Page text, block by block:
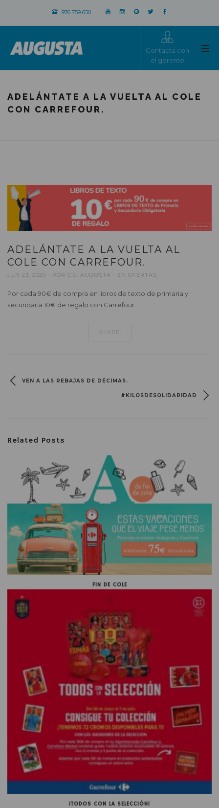
976 759 650
Contacta con
el gerente
ADELÁNTATE A LA VUELTA AL COLE
CON CARREFOUR.
ADELÁNTATE A LA VUELTA AL
COLE CON CARREFOUR.
JUN 23, 2020 POR C.C. AUGUSTA EN OFERTAS
Por cada 90€ de compra en libros de texto de primaria y
secundaria 10€ de regalo con Carrefour.
SHARE:
VEN A LAS REBAJAS DE DÉCIMAS.
#KILOSDESOLIDARIDAD
Related Posts
FIN DE COLE
¡TODOS CON LA SELECCIÓN!